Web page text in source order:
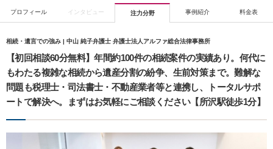
プロフィール インタビュー 注力分野 事例紹介 料金表
相続・遺言での強み | 中山 純子弁護士 弁護士法人アルファ総合法律事務所
【初回相談60分無料】年間約100件の相続案件の実績あり。何代に
もわたる複雑な相続から遺産分割の紛争、生前対策まで。難解な
問題も税理士・司法書士・不動産業者等と連携し、トータルサポ
ートで解決へ。まずはお気軽にご相談ください【所沢駅徒歩1分】